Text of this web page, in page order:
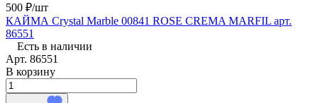
500 ₽/шт
КАЙМА Crystal Marble 00841 ROSE CREMA MARFIL арт.
86551
Есть в наличии
Арт. 86551
В корзину